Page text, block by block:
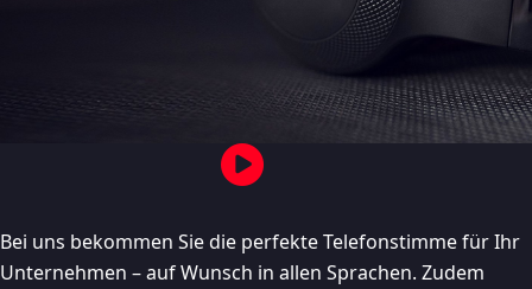
Bei uns bekommen Sie die perfekte Telefonstimme für Ihr
Unternehmen – auf Wunsch in allen Sprachen. Zudem